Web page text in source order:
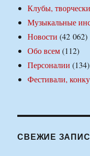
Клубы,
Музыкальные
Новости (42 062)
Обо всем(112)
Персоналии (134)
Фестивали,
СВЕЖИЕ